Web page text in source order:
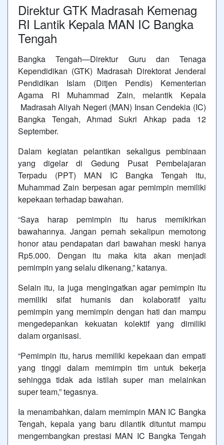
Direktur GTK Madrasah Kemenag
RI Lantik Kepala MAN IC Bangka
Tengah
Bangka Tengah—Direktur Guru dan Tenaga
Kependidikan (GTK) Madrasah Direktorat Jenderal
Pendidikan Islam (Ditjen Pendis) Kementerian
Agama RI Muhammad Zain, melantik Kepala
Madrasah Aliyah Negeri (MAN) Insan Cendekia (IC)
Bangka Tengah, Ahmad Sukri Ahkap pada 12
September.
Dalam kegiatan pelantikan sekaligus pembinaan
yang digelar di Gedung Pusat Pembelajaran
Terpadu (PPT) MAN IC Bangka Tengah itu,
Muhammad Zain berpesan agar pemimpin memiliki
kepekaan terhadap bawahan.
“Saya harap pemimpin itu harus memikirkan
bawahannya. Jangan pernah sekalipun memotong
honor atau pendapatan dari bawahan meski hanya
Rp5.000. Dengan itu maka kita akan menjadi
pemimpin yang selalu dikenang,” katanya.
Selain itu, ia juga mengingatkan agar pemimpin itu
memiliki sifat humanis dan kolaboratif yaitu
pemimpin yang memimpin dengan hati dan mampu
mengedepankan kekuatan kolektif yang dimiliki
dalam organisasi.
“Pemimpin itu, harus memiliki kepekaan dan empati
yang tinggi dalam memimpin tim untuk bekerja
sehingga tidak ada istilah super man melainkan
super team,” tegasnya.
Ia menambahkan, dalam memimpin MAN IC Bangka
Tengah, kepala yang baru dilantik dituntut mampu
mengembangkan prestasi MAN IC Bangka Tengah